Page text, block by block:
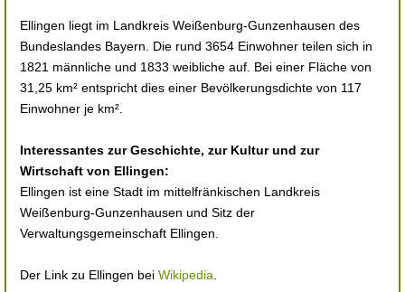
Ellingen liegt im Landkreis Weißenburg-Gunzenhausen des
Bundeslandes Bayern. Die rund 3654 Einwohner teilen sich in
1821 männliche und 1833 weibliche auf. Bei einer Fläche von
31,25 km² entspricht dies einer Bevölkerungsdichte von 117
Einwohner je km².
Interessantes zur Geschichte, zur Kultur und zur
Wirtschaft von Ellingen:
Ellingen ist eine Stadt im mittelfränkischen Landkreis
Weißenburg-Gunzenhausen und Sitz der
Verwaltungsgemeinschaft Ellingen.
Der Link zu Ellingen bei Wikipedia